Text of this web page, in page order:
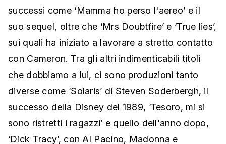
successi come ‘Mamma ho perso l'aereo’ e il
suo sequel, oltre che ‘Mrs Doubtfire’ e ‘True lies’,
sui quali ha iniziato a lavorare a stretto contatto
con Cameron. Tra gli altri indimenticabili titoli
che dobbiamo a lui, ci sono produzioni tanto
diverse come ‘Solaris’ di Steven Soderbergh, il
successo della Disney del 1989, ‘Tesoro, mi si
sono ristretti i ragazzi’ e quello dell'anno dopo,
‘Dick Tracy’, con Al Pacino, Madonna e